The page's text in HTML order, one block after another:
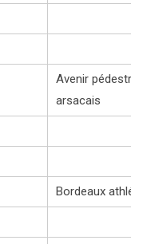
Avenir pédestre
arsacais
Bordeaux athlé